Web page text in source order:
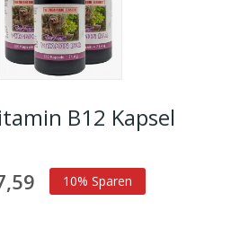
B12 Kapsel
10% Sparen